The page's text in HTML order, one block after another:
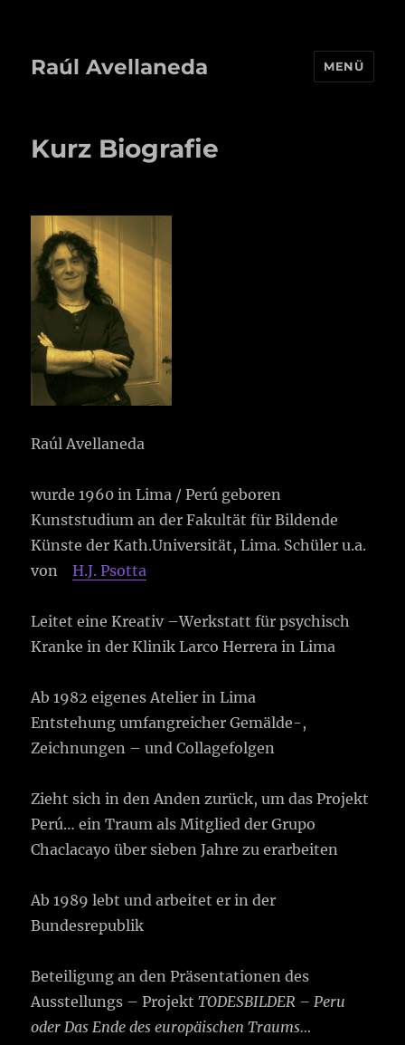
Raúl Avellaneda MENÜ
Kurz Biografie
Raúl Avellaneda
wurde 1960 in Lima / Perú geboren
Kunststudium an der Fakultät für Bildende
Künste der Kath.Universität, Lima. Schüler u.a.
vonH.J. Psotta
Leitet eine Kreativ –Werkstatt für psychisch
Kranke in der Klinik Larco Herrera in Lima
Ab 1982 eigenes Atelier in Lima
Entstehung umfangreicher Gemälde-,
Zeichnungen – und Collagefolgen
Zieht sich in den Anden zurück, um das Projekt
Perú… ein Traum als Mitglied der Grupo
Chaclacayo über sieben Jahre zu erarbeiten
Ab 1989 lebt und arbeitet er in der
Bundesrepublik
Beteiligung an den Präsentationen des
Ausstellungs – ProjektTODESBILDER – Peru
oder Das Ende des europäischen Traums…